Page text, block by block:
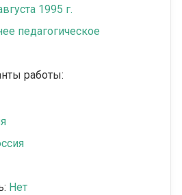
1995 г.
педагогическое
работы:
Нет